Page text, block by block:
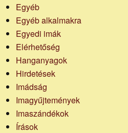
Egyéb
Egyéb alkalmakra
Egyedi imák
Elérhetőség
Hanganyagok
Hirdetések
Imádság
Imagyűjtemények
Imaszándékok
Írások